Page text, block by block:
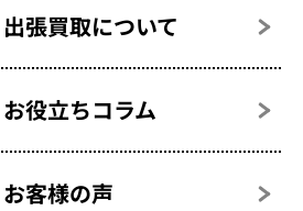
出張買取について
お役立ちコラム
お客様の声